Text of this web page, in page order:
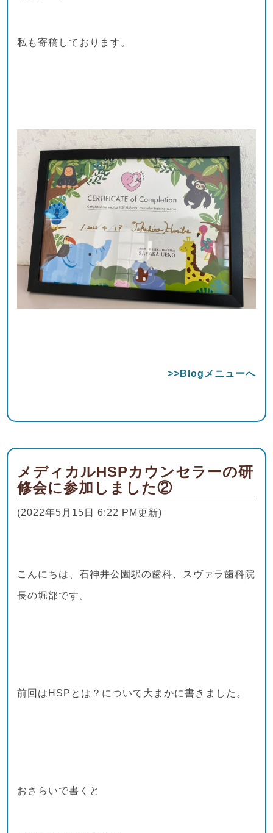
私も寄稿しております。
>>Blogメニューへ
メディカルHSPカウンセラーの研
修会に参加しました②
(2022年5月15日 6:22 PM更新)
こんにちは、石神井公園駅の歯科、スヴァラ歯科院
長の堀部です。
前回はHSPとは？について大まかに書きました。
おさらいで書くと